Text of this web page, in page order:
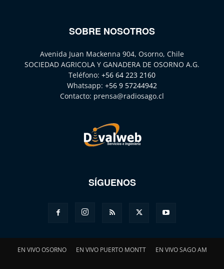
SOBRE NOSOTROS
Avenida Juan Mackenna 904, Osorno, Chile
SOCIEDAD AGRICOLA Y GANADERA DE OSORNO A.G.
Teléfono: +56 64 223 2160
Whatsapp: +56 9 57244942
Contacto: prensa@radiosago.cl
SÍGUENOS
EN VIVO OSORNO EN VIVO PUERTO MONTT EN VIVO SAGO AM